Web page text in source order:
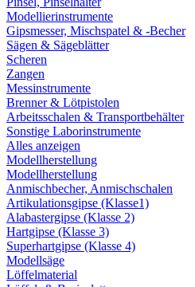
Modellierinstrumente
Gipsmesser, Mischspatel & -Becher
Sägen & Sägeblätter
Scheren
Zangen
Messinstrumente
Brenner & Lötpistolen
Arbeitsschalen & Transportbehälter
Sonstige Laborinstrumente
Alles anzeigen
Modellherstellung
Modellherstellung
Anmischbecher, Anmischschalen
Artikulationsgipse (Klasse1)
Alabastergipse (Klasse 2)
Hartgipse (Klasse 3)
Superhartgipse (Klasse 4)
Modellsäge
Löffelmaterial